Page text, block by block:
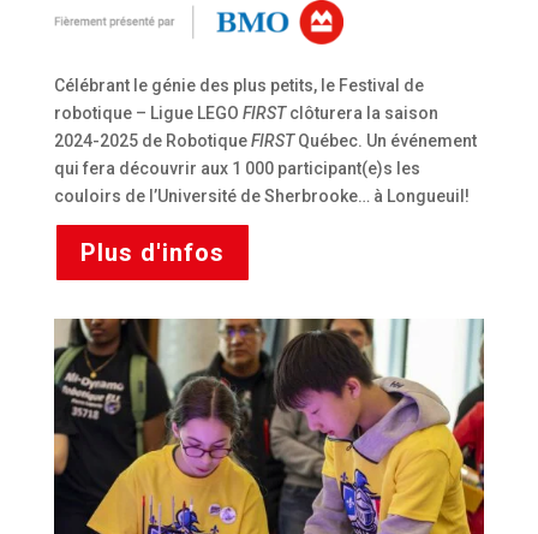
Célébrant le génie des plus petits, le Festival de
robotique – Ligue LEGO FIRSTclôturera la saison
2024-2025 de RobotiqueFIRSTQuébec. Un événement
qui fera découvrir aux 1 000 participant(e)s les
couloirs de l’Université de Sherbrooke… à Longueuil!
Plus d'infos